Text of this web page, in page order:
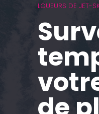
LOUEURS DE JET-